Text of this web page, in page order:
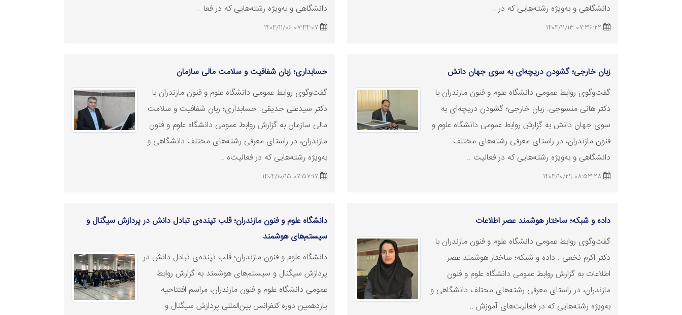
دانشگاهی و به‌ویژه رشته‌هایی که در ..
07:36:22 1404/11/13
دانشگاهی و به‌ویژه رشته‌هایی که در فعا ..
07:44:07 1404/11/06
زبان خارجی؛ گشودن دریچه‌ای به سوی جهان دانش
گفت‌وگوی روابط عمومی دانشگاه علوم و فنون مازندران با
دکتر هانی منسوجی: زبان خارجی؛ گشودن دریچه‌ای به
سوی جهان دانش به گزارش روابط عمومی دانشگاه علوم و
فنون مازندران، در راستای معرفی رشته‌های مختلف
دانشگاهی و به‌ویژه رشته‌هایی که در فعالیت‌ ..
08:53:28 1404/10/29
حسابداری؛ زبان شفافیت و سلامت مالی سازمان
گفت‌وگوی روابط عمومی دانشگاه علوم و فنون مازندران با
دکتر سیدعلی حدیقی: حسابداری؛ زبان شفافیت و سلامت
مالی سازمان به گزارش روابط عمومی دانشگاه علوم و فنون
مازندران، در راستای معرفی رشته‌های مختلف دانشگاهی و
به‌ویژه رشته‌هایی که در فعالیت‌ه ..
07:57:17 1404/10/15
داده و شبکه؛ ساختار هوشمند عصر اطلاعات
گفت‌وگوی روابط عمومی دانشگاه علوم و فنون مازندران با
دکتر اکرم نخعی : داده و شبکه؛ ساختار هوشمند عصر
اطلاعات به گزارش روابط عمومی دانشگاه علوم و فنون
مازندران، در راستای معرفی رشته‌های مختلف دانشگاهی و
به‌ویژه رشته‌هایی که در فعالیت‌های آموزش ..
دانشگاه علوم و فنون مازندران؛ قلب تپنده‌ی تبادل دانش در پردازش سیگنال و
سیستم‌های هوشمند
دانشگاه علوم و فنون مازندران؛ قلب تپنده‌ی تبادل دانش در
پردازش سیگنال و سیستم‌های هوشمند به گزارش روابط
عمومی دانشگاه علوم و فنون مازندران، مراسم افتتاحیه
یازدهمین دوره کنفرانس بین‌المللی پردازش سیگنال و